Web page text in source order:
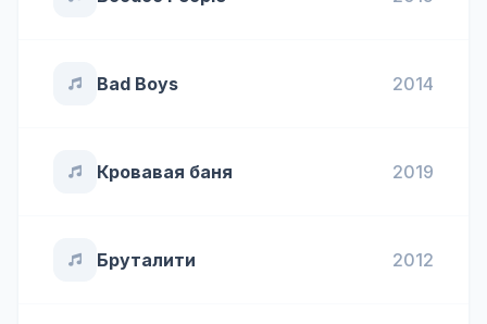
Bad Boys 2014
Кровавая баня 2019
Бруталити 2012